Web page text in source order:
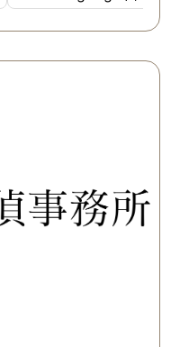
だき、しっかり証拠取れ
した。あ、もちろん過ぎ
調査が終わって今後どう
とうございました。